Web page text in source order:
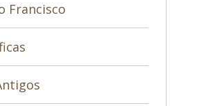
Francisco